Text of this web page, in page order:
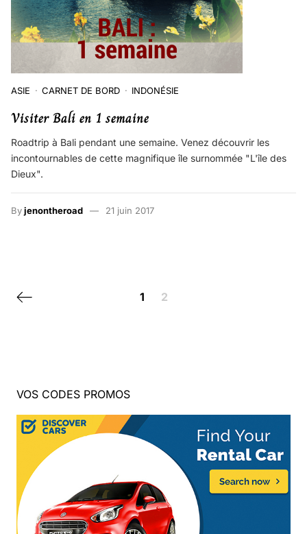
ASIE CARNET DE BORD INDONÉSIE
Visiter Bali en 1 semaine
Roadtrip à Bali pendant une semaine. Venez découvrir les
incontournables de cette magnifique île surnommée "L'île des
Dieux".
Byjenontheroad 21 juin 2017
Posts navigation
Previous page 1 2
VOS CODES PROMOS